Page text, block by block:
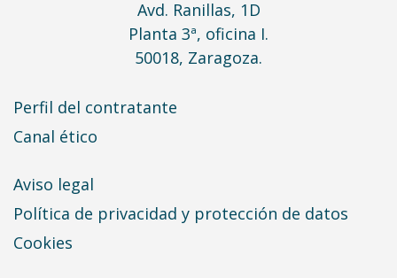
Avd. Ranillas, 1D
Planta 3ª, oficina I.
50018, Zaragoza.
Perfil del contratante
Canal ético
Aviso legal
Política de privacidad y protección de datos
Cookies